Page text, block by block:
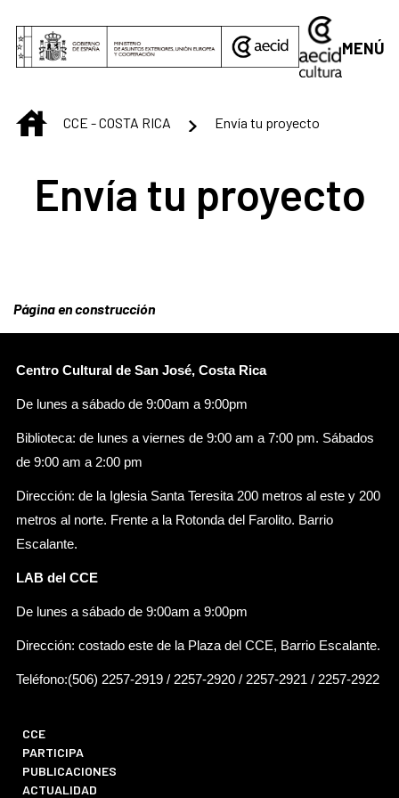
MENÚ
INICIO
CCE - COSTA RICA Envía tu proyecto
Envía tu proyecto
Página en construcción
Centro Cultural de San José, Costa Rica
De lunes a sábado de 9:00am a 9:00pm
Biblioteca: de lunes a viernes de 9:00 am a 7:00 pm. Sábados
de 9:00 am a 2:00 pm
Dirección: de la Iglesia Santa Teresita 200 metros al este y 200
metros al norte. Frente a la Rotonda del Farolito. Barrio
Escalante.
LAB del CCE
De lunes a sábado de 9:00am a 9:00pm
Dirección: costado este de la Plaza del CCE, Barrio Escalante.
Teléfono:(506) 2257-2919 / 2257-2920 / 2257-2921 / 2257-2922
CCE
PARTICIPA
PUBLICACIONES
ACTUALIDAD